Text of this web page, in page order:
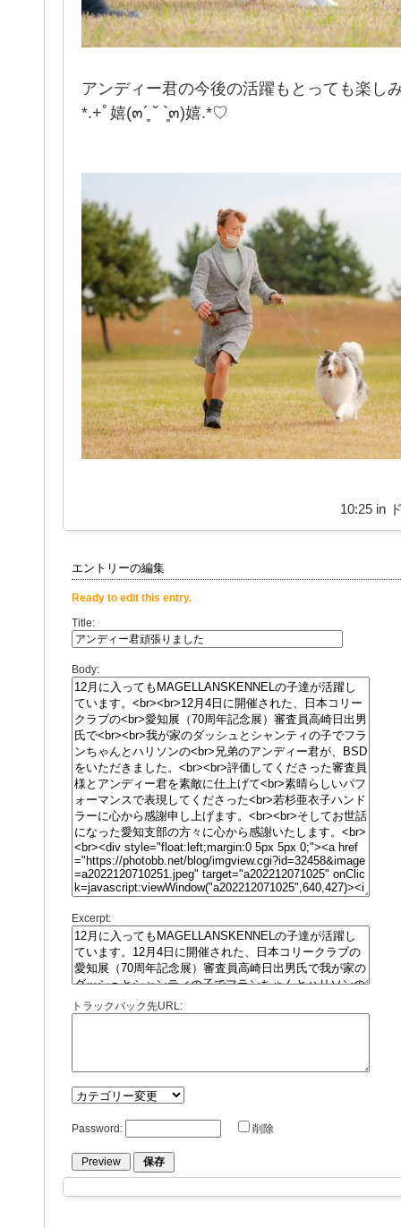
アンディー君の今後の活躍もとっても楽し
*.+ﾟ嬉(๓´͈ ˘ `͈๓)嬉.*♡
10:25 in
エントリーの編集
Ready to edit this entry.
Title:
Body:
Excerpt:
トラックバック先URL:
Password: 削除